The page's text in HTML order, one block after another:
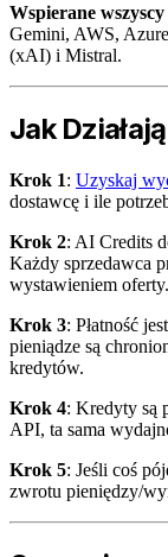
Wspierane
Gemini, AWS,
(xAI) i Mistral.
Jak
Krok 1: Uzyskaj
dostawcę i ile
Krok 2: AI Credits
Każdy sprzedawca
wystawieniem oferty.
Krok 3: Płatność
pieniądze są
kredytów.
Krok 4: Kredyty są
API, ta sama
Krok 5: Jeśli coś
zwrotu pieniędzy/